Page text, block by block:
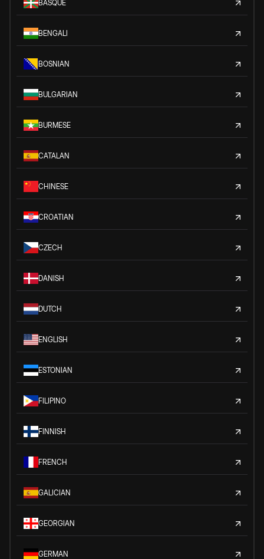
BASQUE
BENGALI
BOSNIAN
BULGARIAN
BURMESE
CATALAN
CHINESE
CROATIAN
CZECH
DANISH
DUTCH
ENGLISH
ESTONIAN
FILIPINO
FINNISH
FRENCH
GALICIAN
GEORGIAN
GERMAN